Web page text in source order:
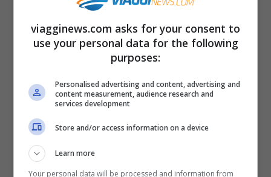
Questi lavori “strani” in futuro saranno i più richiesti e
pagati/Viagginews.com
In base ad una ricerca svolta dalla tech
viagginews.com asks for your consent to
use your personal data for the following
purposes:
Personalised advertising and content, advertising and
content measurement, audience research and
services development
Store and/or access information on a device
Learn more
Your personal data will be processed and information from